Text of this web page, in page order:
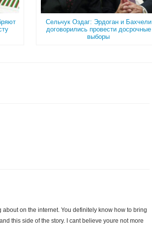
Сельчук Оздаг: Эрдоган и Бахчели
договорились провести досрочные
выборы
on the internet. You definitely know how to bring
this side of the story. I cant believe youre not more